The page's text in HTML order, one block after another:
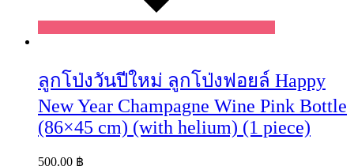
ลูกโป่งวันปีใหม่ ลูกโป่งฟอยล์ Happy
New Year Champagne Wine Pink Bottle
(86×45 cm) (with helium) (1 piece)
500.00 ฿